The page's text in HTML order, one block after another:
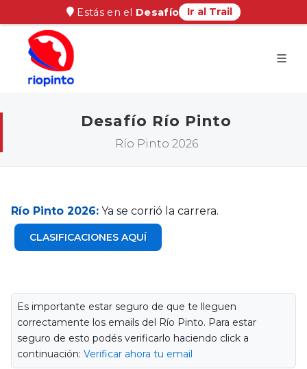
Estás en el Desafío Ir al Trail
Desafío Río Pinto
Río Pinto 2026
Río Pinto 2026: Ya se corrió la carrera.
CLASIFICACIONES AQUÍ
Es importante estar seguro de que te lleguen
correctamente los emails del Río Pinto. Para estar
seguro de esto podés verificarlo haciendo click a
continuación: Verificar ahora tu email